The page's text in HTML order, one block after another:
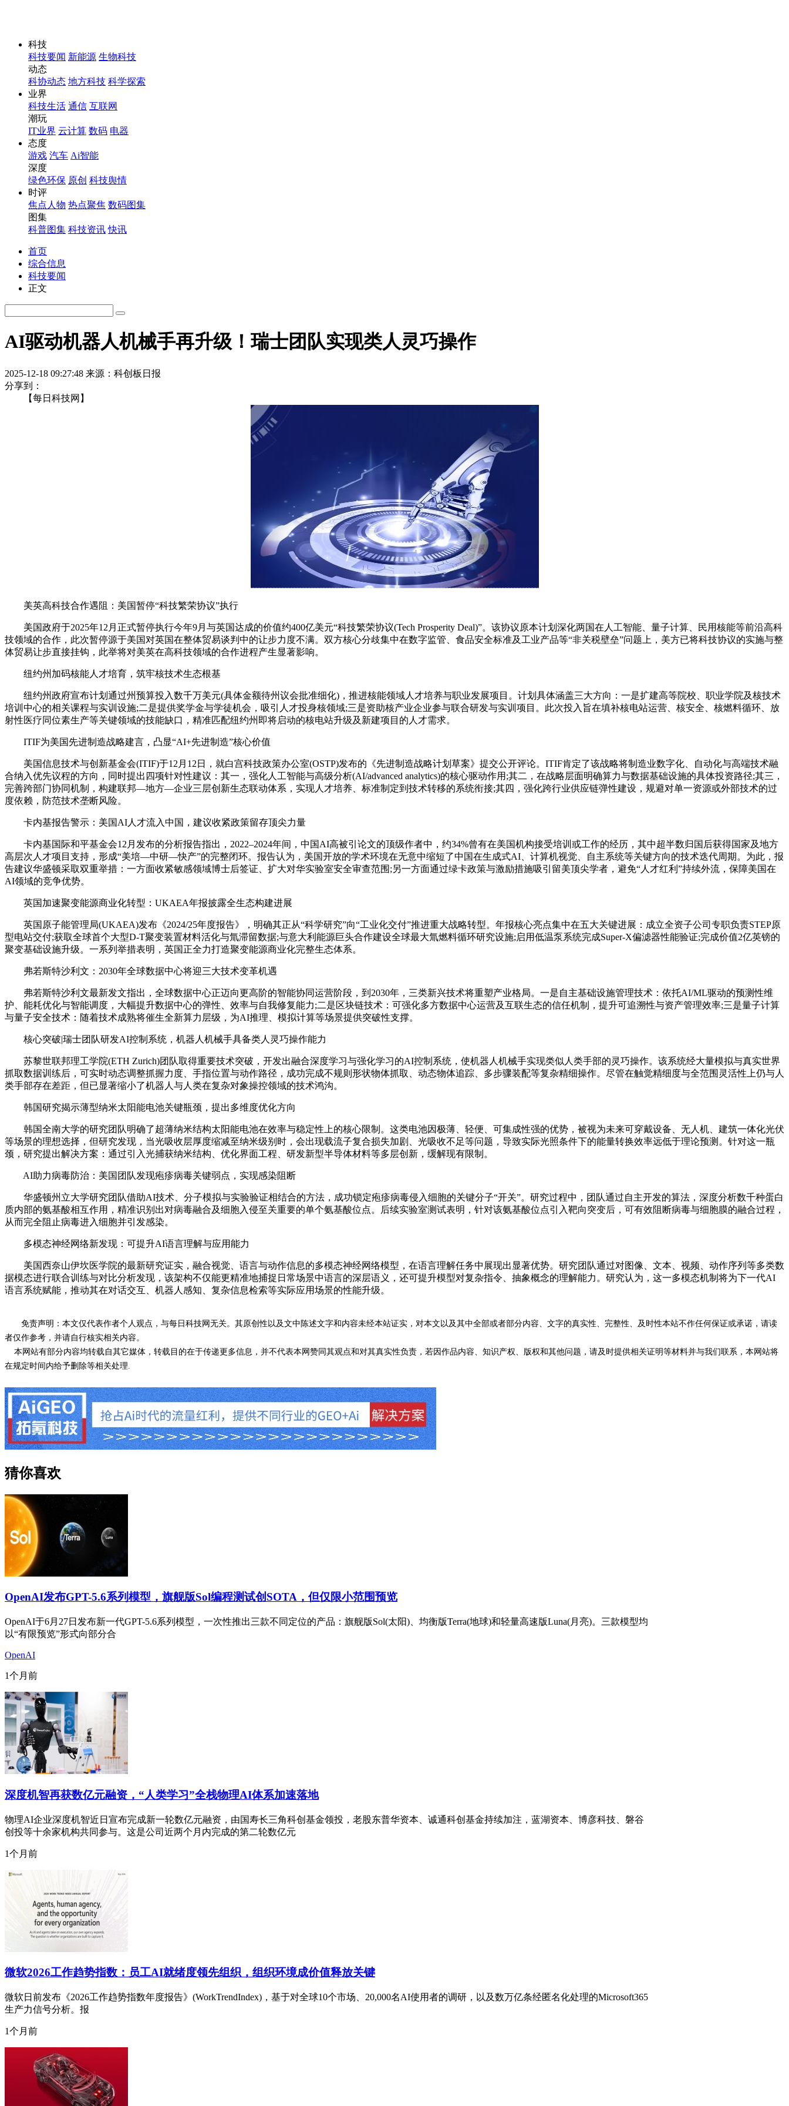
科技
科技要闻 新能源 生物科技
动态
科协动态 地方科技 科学探索
业界
科技生活 通信 互联网
潮玩
IT业界 云计算 数码 电器
态度
游戏 汽车 Ai智能
深度
绿色环保 原创 科技舆情
时评
焦点人物 热点聚焦 数码图集
图集
科普图集 科技资讯 快讯
首页
综合信息
科技要闻
正文
AI驱动机器人机械手再升级！瑞士团队实现类人灵巧操作
2025-12-18 09:27:48 来源：科创板日报
分享到：
【每日科技网】
美英高科技合作遇阻：美国暂停“科技繁荣协议”执行
美国政府于2025年12月正式暂停执行今年9月与英国达成的价值约400亿美元“科技繁荣协议(Tech Prosperity Deal)”。该协议原本计划深化两国在人工智能、量子计算、民用核能等前沿高科
技领域的合作，此次暂停源于美国对英国在整体贸易谈判中的让步力度不满。双方核心分歧集中在数字监管、食品安全标准及工业产品等“非关税壁垒”问题上，美方已将科技协议的实施与整
体贸易让步直接挂钩，此举将对美英在高科技领域的合作进程产生显著影响。
纽约州加码核能人才培育，筑牢核技术生态根基
纽约州政府宣布计划通过州预算投入数千万美元(具体金额待州议会批准细化)，推进核能领域人才培养与职业发展项目。计划具体涵盖三大方向：一是扩建高等院校、职业学院及核技术
培训中心的相关课程与实训设施;二是提供奖学金与学徒机会，吸引人才投身核领域;三是资助核产业企业参与联合研发与实训项目。此次投入旨在填补核电站运营、核安全、核燃料循环、放
射性医疗同位素生产等关键领域的技能缺口，精准匹配纽约州即将启动的核电站升级及新建项目的人才需求。
ITIF为美国先进制造战略建言，凸显“AI+先进制造”核心价值
美国信息技术与创新基金会(ITIF)于12月12日，就白宫科技政策办公室(OSTP)发布的《先进制造战略计划草案》提交公开评论。ITIF肯定了该战略将制造业数字化、自动化与高端技术融
合纳入优先议程的方向，同时提出四项针对性建议：其一，强化人工智能与高级分析(AI/advanced analytics)的核心驱动作用;其二，在战略层面明确算力与数据基础设施的具体投资路径;其三，
完善跨部门协同机制，构建联邦—地方—企业三层创新生态联动体系，实现人才培养、标准制定到技术转移的系统衔接;其四，强化跨行业供应链弹性建设，规避对单一资源或外部技术的过
度依赖，防范技术垄断风险。
卡内基报告警示：美国AI人才流入中国，建议收紧政策留存顶尖力量
卡内基国际和平基金会12月发布的分析报告指出，2022–2024年间，中国AI高被引论文的顶级作者中，约34%曾有在美国机构接受培训或工作的经历，其中超半数归国后获得国家及地方
高层次人才项目支持，形成“美培—中研—快产”的完整闭环。报告认为，美国开放的学术环境在无意中缩短了中国在生成式AI、计算机视觉、自主系统等关键方向的技术迭代周期。为此，报
告建议华盛顿采取双重举措：一方面收紧敏感领域博士后签证、扩大对华实验室安全审查范围;另一方面通过绿卡政策与激励措施吸引留美顶尖学者，避免“人才红利”持续外流，保障美国在
AI领域的竞争优势。
英国加速聚变能源商业化转型：UKAEA年报披露全生态构建进展
英国原子能管理局(UKAEA)发布《2024/25年度报告》，明确其正从“科学研究”向“工业化交付”推进重大战略转型。年报核心亮点集中在五大关键进展：成立全资子公司专职负责STEP原
型电站交付;获取全球首个大型D-T聚变装置材料活化与氚滞留数据;与意大利能源巨头合作建设全球最大氚燃料循环研究设施;启用低温泵系统完成Super-X偏滤器性能验证;完成价值2亿英镑的
聚变基础设施升级。一系列举措表明，英国正全力打造聚变能源商业化完整生态体系。
弗若斯特沙利文：2030年全球数据中心将迎三大技术变革机遇
弗若斯特沙利文最新发文指出，全球数据中心正迈向更高阶的智能协同运营阶段，到2030年，三类新兴技术将重塑产业格局。一是自主基础设施管理技术：依托AI/ML驱动的预测性维
护、能耗优化与智能调度，大幅提升数据中心的弹性、效率与自我修复能力;二是区块链技术：可强化多方数据中心运营及互联生态的信任机制，提升可追溯性与资产管理效率;三是量子计算
与量子安全技术：随着技术成熟将催生全新算力层级，为AI推理、模拟计算等场景提供突破性支撑。
核心突破|瑞士团队研发AI控制系统，机器人机械手具备类人灵巧操作能力
苏黎世联邦理工学院(ETH Zurich)团队取得重要技术突破，开发出融合深度学习与强化学习的AI控制系统，使机器人机械手实现类似人类手部的灵巧操作。该系统经大量模拟与真实世界
抓取数据训练后，可实时动态调整抓握力度、手指位置与动作路径，成功完成不规则形状物体抓取、动态物体追踪、多步骤装配等复杂精细操作。尽管在触觉精细度与全范围灵活性上仍与人
类手部存在差距，但已显著缩小了机器人与人类在复杂对象操控领域的技术鸿沟。
韩国研究揭示薄型纳米太阳能电池关键瓶颈，提出多维度优化方向
韩国全南大学的研究团队明确了超薄纳米结构太阳能电池在效率与稳定性上的核心限制。这类电池因极薄、轻便、可集成性强的优势，被视为未来可穿戴设备、无人机、建筑一体化光伏
等场景的理想选择，但研究发现，当光吸收层厚度缩减至纳米级别时，会出现载流子复合损失加剧、光吸收不足等问题，导致实际光照条件下的能量转换效率远低于理论预测。针对这一瓶
颈，研究提出解决方案：通过引入光捕获纳米结构、优化界面工程、研发新型半导体材料等多层创新，缓解现有限制。
AI助力病毒防治：美国团队发现疱疹病毒关键弱点，实现感染阻断
华盛顿州立大学研究团队借助AI技术、分子模拟与实验验证相结合的方法，成功锁定疱疹病毒侵入细胞的关键分子“开关”。研究过程中，团队通过自主开发的算法，深度分析数千种蛋白
质内部的氨基酸相互作用，精准识别出对病毒融合及细胞入侵至关重要的单个氨基酸位点。后续实验室测试表明，针对该氨基酸位点引入靶向突变后，可有效阻断病毒与细胞膜的融合过程，
从而完全阻止病毒进入细胞并引发感染。
多模态神经网络新发现：可提升AI语言理解与应用能力
美国西奈山伊坎医学院的最新研究证实，融合视觉、语言与动作信息的多模态神经网络模型，在语言理解任务中展现出显著优势。研究团队通过对图像、文本、视频、动作序列等多类数
据模态进行联合训练与对比分析发现，该架构不仅能更精准地捕捉日常场景中语言的深层语义，还可提升模型对复杂指令、抽象概念的理解能力。研究认为，这一多模态机制将为下一代AI
语言系统赋能，推动其在对话交互、机器人感知、复杂信息检索等实际应用场景的性能升级。
免责声明：本文仅代表作者个人观点，与每日科技网无关。其原创性以及文中陈述文字和内容未经本站证实，对本文以及其中全部或者部分内容、文字的真实性、完整性、及时性本站不作任何保证或承诺，请读
者仅作参考，并请自行核实相关内容。
本网站有部分内容均转载自其它媒体，转载目的在于传递更多信息，并不代表本网赞同其观点和对其真实性负责，若因作品内容、知识产权、版权和其他问题，请及时提供相关证明等材料并与我们联系，本网站将
在规定时间内给予删除等相关处理.
猜你喜欢
OpenAI发布GPT-5.6系列模型，旗舰版Sol编程测试创SOTA，但仅限小范围预览
OpenAI于6月27日发布新一代GPT-5.6系列模型，一次性推出三款不同定位的产品：旗舰版Sol(太阳)、均衡版Terra(地球)和轻量高速版Luna(月亮)。三款模型均
以“有限预览”形式向部分合
OpenAI
1个月前
深度机智再获数亿元融资，“人类学习”全栈物理AI体系加速落地
物理AI企业深度机智近日宣布完成新一轮数亿元融资，由国寿长三角科创基金领投，老股东普华资本、诚通科创基金持续加注，蓝湖资本、博彦科技、磐谷
创投等十余家机构共同参与。这是公司近两个月内完成的第二轮数亿元
1个月前
微软2026工作趋势指数：员工AI就绪度领先组织，组织环境成价值释放关键
微软日前发布《2026工作趋势指数年度报告》(WorkTrendIndex)，基于对全球10个市场、20,000名AI使用者的调研，以及数万亿条经匿名化处理的Microsoft365
生产力信号分析。报
1个月前